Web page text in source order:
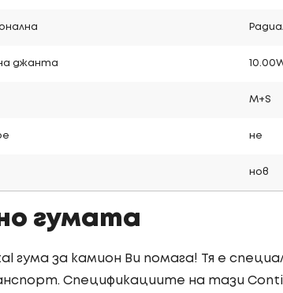
джанта
M+S
не
нов
гумата
гума за камион Ви помага! Тя е
Спецификациите на тази